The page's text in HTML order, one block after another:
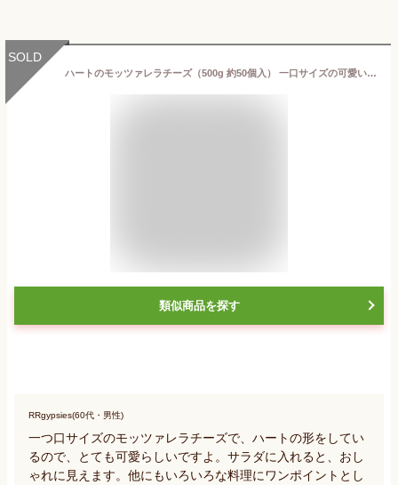
SOLD
ハートのモッツァレラチーズ（500g 約50個入） 一口サイズの可愛いチーズ【冷凍】
類似商品を探す
RRgypsies(60代・男性)
一つ口サイズのモッツァレラチーズで、ハートの形をしてい
るので、とても可愛らしいですよ。サラダに入れると、おし
ゃれに見えます。他にもいろいろな料理にワンポイントとし